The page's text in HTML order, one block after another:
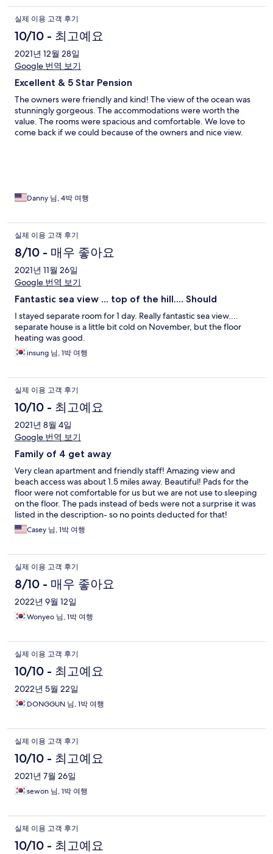
실제 이용 고객 후기
10/10 - 최고예요
2021년 12월 28일
Google 번역 보기
Excellent & 5 Star Pension
The owners were friendly and kind! The view of the ocean was
stunningly gorgeous. The accommodations were worth the
value. The rooms were spacious and comfortable. We love to
come back if we could because of the owners and nice view.
Danny 님, 4박 여행
실제 이용 고객 후기
8/10 - 매우 좋아요
2021년 11월 26일
Google 번역 보기
Fantastic sea view ... top of the hill.... Should
I stayed separate room for 1 day. Really fantastic sea view....
separate house is a little bit cold on November, but the floor
heating was good.
insung 님, 1박 여행
실제 이용 고객 후기
10/10 - 최고예요
2021년 8월 4일
Google 번역 보기
Family of 4 get away
Very clean apartment and friendly staff! Amazing view and
beach access was about 1.5 miles away. Beautiful! Pads for the
floor were not comfortable for us but we are not use to sleeping
on the floor. The pads instead of beds were not a surprise it was
listed in the description- so no points deducted for that!
Casey 님, 1박 여행
실제 이용 고객 후기
8/10 - 매우 좋아요
2022년 9월 12일
Wonyeo 님, 1박 여행
실제 이용 고객 후기
10/10 - 최고예요
2022년 5월 22일
DONGGUN 님, 1박 여행
실제 이용 고객 후기
10/10 - 최고예요
2021년 7월 26일
sewon 님, 1박 여행
실제 이용 고객 후기
10/10 - 최고예요